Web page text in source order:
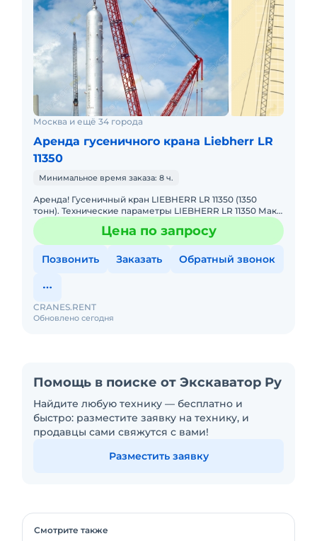
Москва и ещё 34 города
Аренда гусеничного крана Liebherr LR
11350
Минимальное время заказа: 8 ч.
Аренда! Гусеничный кран LIEBHERR LR 11350 (1350
тонн). Технические параметры LIEBHERR LR 11350 Макс.
грузоподъёмность: 1350 т Макс. высота подъёма: 220 м
Макс.
Цена по запросу
Позвонить Заказать Обратный звонок
Обновлено сегодня
CRANES.RENT
Помощь в поиске от Экскаватор Ру
Найдите любую технику — бесплатно и
быстро: разместите заявку на технику, и
продавцы сами свяжутся с вами!
Разместить заявку
Смотрите также